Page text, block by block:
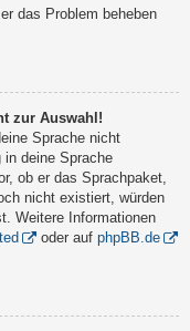
das Problem beheben
zur Auswahl!
Sprache nicht
deine Sprache
ob er das Sprachpaket,
nicht existiert, würden
Weitere Informationen
oder auf phpBB.de